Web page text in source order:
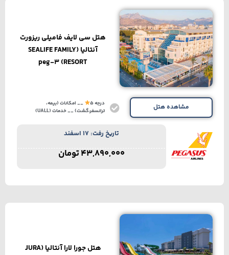
هتل سی لایف فامیلی ریزورت
آنتالیا (SEALIFE FAMILY
RESORT) peg-3
مشاهده هتل درجه 5
__ امکانات (بیمه،
ترانسفر،گشت) __ خدمات (UALL)
تاریخ رفت: 17 اسفند
43,890,000تومان
هتل جورا لارا آنتالیا (JURA